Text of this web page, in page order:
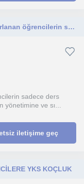
Öğrenci koçuyum LGS ve YKS’ye hazırlanan öğrencilerin süreçlerine destek olmak için buradayım
sadece ders
yönetimine ve sı...
iletişime geç
YKS KOÇLUK